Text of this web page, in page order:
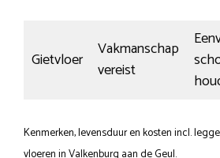
Gietvloer
Vakmanschap
vereist
Kenmerken, levensduur en kosten incl.
vloeren in Valkenburg aan de Geul.